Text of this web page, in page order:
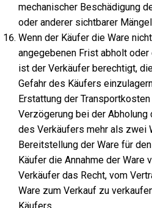
mechanischer Beschädigung
oder anderer sichtbarer
Wenn der Käufer die Ware
angegebenen Frist abholt
ist der Verkäufer berechtigt,
Gefahr des Käufers
Erstattung der
Verzögerung bei der Abholung
des Verkäufers mehr als zwei
Bereitstellung der Ware für
Käufer die Annahme der Ware
Verkäufer das Recht, vom
Ware zum Verkauf zu